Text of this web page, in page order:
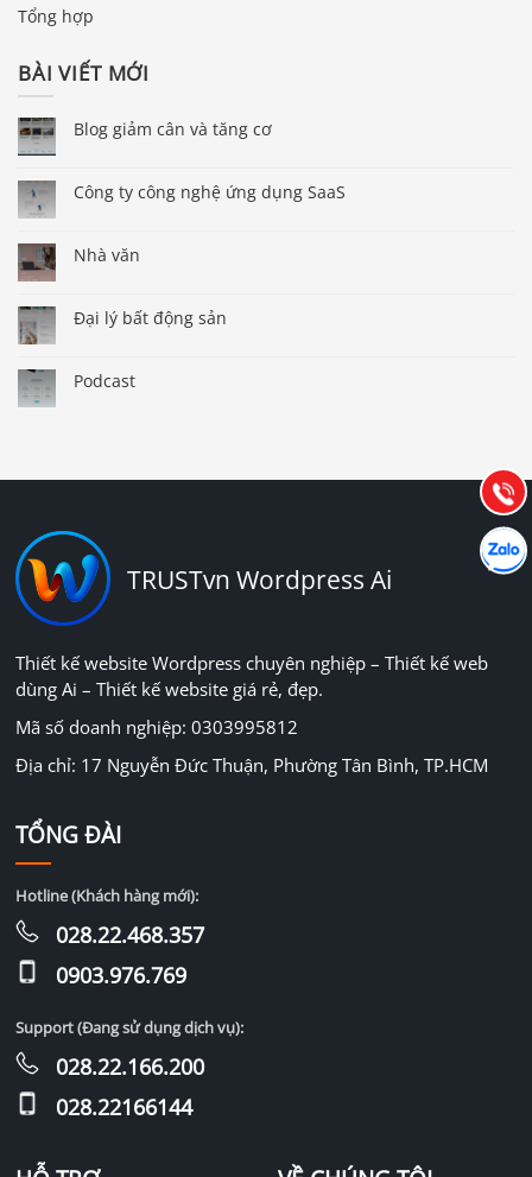
Tổng hợp
BÀI VIẾT MỚI
Blog giảm cân và tăng cơ
Công ty công nghệ ứng dụng SaaS
Nhà văn
Đại lý bất động sản
Podcast
TRUSTvn Wordpress Ai
Thiết kế website Wordpress chuyên nghiệp – Thiết kế web
dùng Ai – Thiết kế website giá rẻ, đẹp.
Mã số doanh nghiệp: 0303995812
Địa chỉ: 17 Nguyễn Đức Thuận, Phường Tân Bình, TP.HCM
TỔNG ĐÀI
Hotline (Khách hàng mới):
028.22.468.357
0903.976.769
Support (Đang sử dụng dịch vụ):
028.22.166.200
028.22166144
Gọi
(028) 22.166.144
Chát
Tư vấn